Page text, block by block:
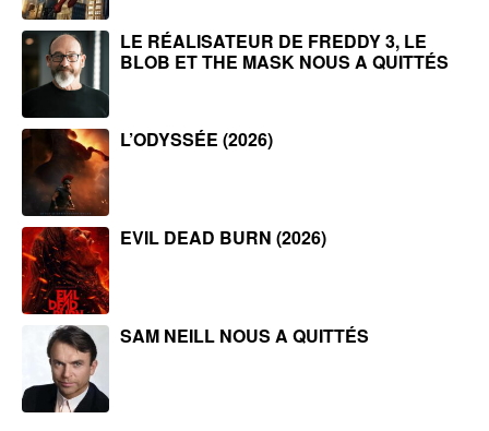
LE RÉALISATEUR DE FREDDY 3, LE
BLOB ET THE MASK NOUS A QUITTÉS
L’ODYSSÉE (2026)
EVIL DEAD BURN (2026)
SAM NEILL NOUS A QUITTÉS